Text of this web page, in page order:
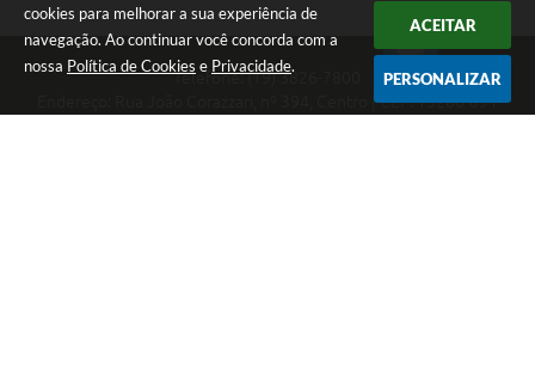
cookies para melhorar a sua experiência de
navegação. Ao continuar você concorda com a
nossa Política de Cookies e Privacidade.
ACEITAR
PERSONALIZAR
Telefone: (19) 3826-7800
Endereço: Rua João Corazzari, nº 394, Centro | CEP: 13280-091